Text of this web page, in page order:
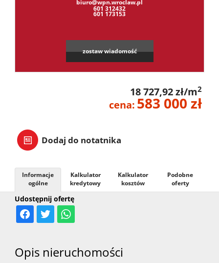
biuro@wpn.wroclaw.pl
601 312432
601 173153
zostaw wiadomość
18 727,92 zł/m2
cena: 583 000 zł
Dodaj do notatnika
Udostępnij ofertę
Informacje
ogólne
Kalkulator
kredytowy
Kalkulator
kosztów
Podobne
oferty
Opis nieruchomości